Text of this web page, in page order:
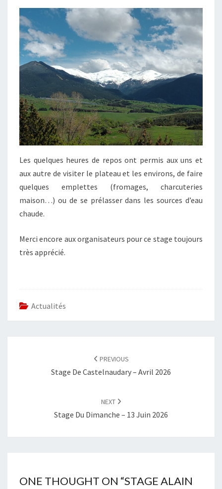
Les quelques heures de repos ont permis aux uns et
aux autre de visiter le plateau et les environs, de faire
quelques emplettes (fromages, charcuteries
maison…) ou de se prélasser dans les sources d’eau
chaude.
Merci encore aux organisateurs pour ce stage toujours
très apprécié.
Actualités
PREVIOUS
Stage De Castelnaudary – Avril 2026
NEXT
Stage Du Dimanche – 13 Juin 2026
ONE THOUGHT ON “STAGE ALAIN